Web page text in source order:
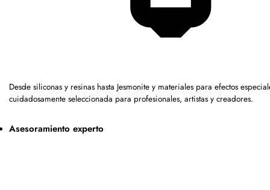
Desde siliconas y resinas hasta Jesmonite y materiales para efectos
cuidadosamente seleccionada para profesionales, artistas y creadores.
Asesoramiento experto